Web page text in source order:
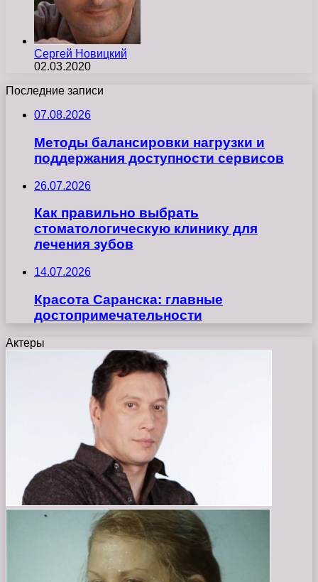
Сергей Новицкий
02.03.2020
Последние записи
07.08.2026
Методы балансировки нагрузки и
поддержания доступности сервисов
26.07.2026
Как правильно выбрать
стоматологическую клинику для
лечения зубов
14.07.2026
Красота Саранска: главные
достопримечательности
Актеры